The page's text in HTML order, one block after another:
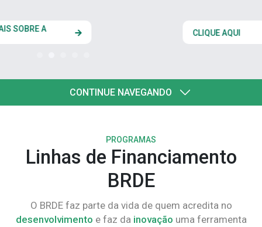
CLIQUE AQUI
CONTINUE NAVEGANDO
PROGRAMAS
Linhas de Financiamento
BRDE
O BRDE faz parte da vida de quem acredita no
desenvolvimento e faz da inovação uma ferramenta